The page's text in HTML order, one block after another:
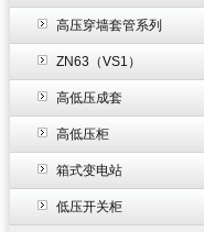
高压穿墙套管系列
ZN63（VS1）
高低压成套
高低压柜
箱式变电站
低压开关柜